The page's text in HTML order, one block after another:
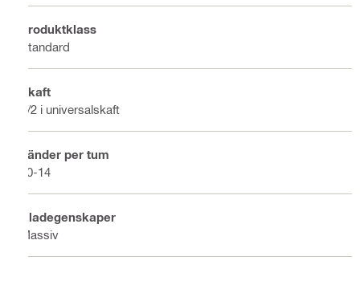
Produktklass
Standard
Skaft
1/2 i universalskaft
Tänder per tum
10-14
Bladegenskaper
Massiv